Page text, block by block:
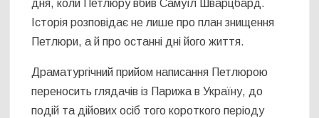
дня, коли Петлюру вбив Самуїл Шварцбард.
Історія розповідає не лише про план знищення
Петлюри, а й про останні дні його життя.
Драматургічний прийом написання Петлюрою
переносить глядачів із Парижа в Україну, до
подій та дійових осіб того короткого періоду